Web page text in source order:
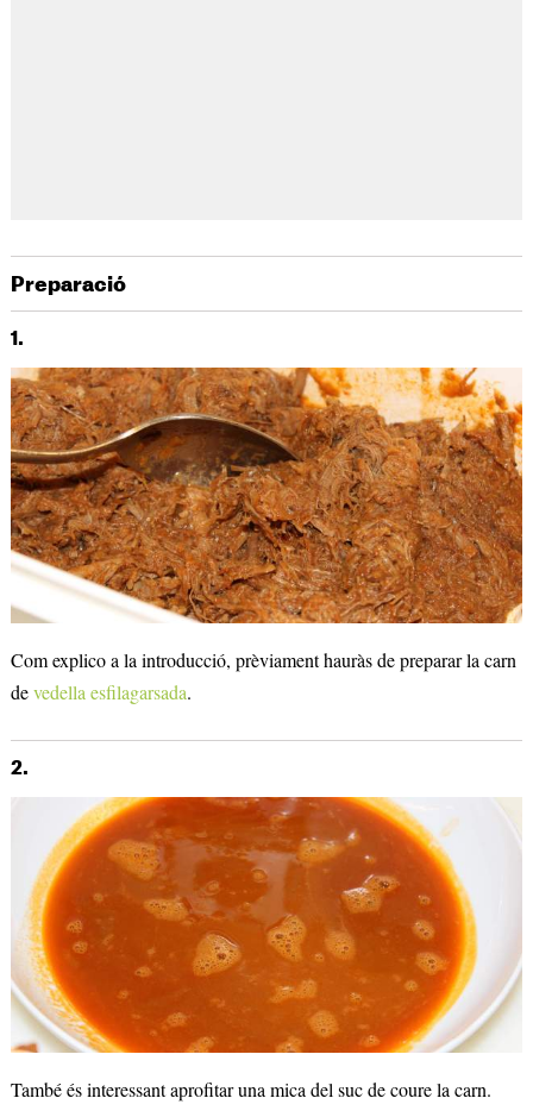
Preparació
1.
Com explico a la introducció, prèviament hauràs de preparar la carn
devedella esfilagarsada.
2.
També és interessant aprofitar una mica del suc de coure la carn.